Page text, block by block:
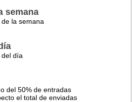
semana
la semana
día
del 50% de entradas
el total de enviadas